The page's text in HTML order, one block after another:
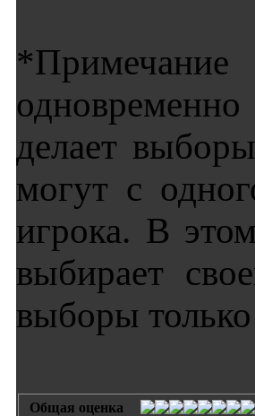
делает
могут с
игрока. В
выбирает
выборы
Общая оценка